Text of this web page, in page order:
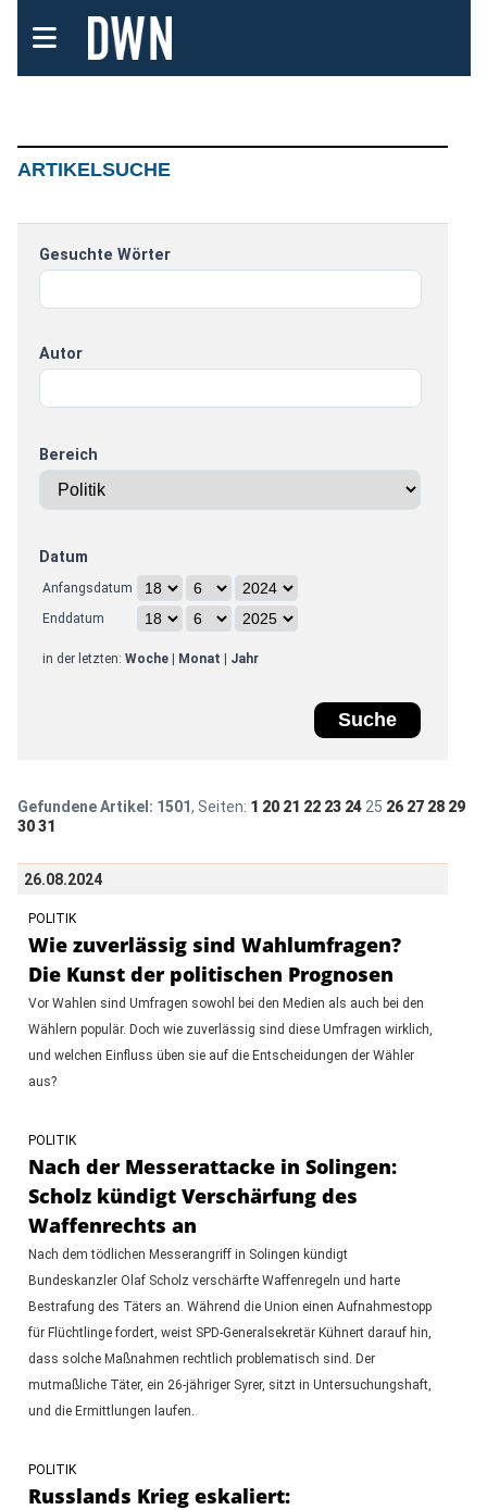
ARTIKELSUCHE
Gesuchte Wörter
Autor
Bereich
Datum
Anfangsdatum
Enddatum
in der letzten: Woche| Monat Jahr
Gefundene Artikel: 1501, Seiten: 1 20 21 22 23 24 25 26 27 28 29
30 31
26.08.2024
POLITIK
Wie zuverlässig sind Wahlumfragen?
Die Kunst der politischen Prognosen
Vor Wahlen sind Umfragen sowohl bei den Medien als auch bei den
Wählern populär. Doch wie zuverlässig sind diese Umfragen wirklich,
und welchen Einfluss üben sie auf die Entscheidungen der Wähler
aus?
POLITIK
Nach der Messerattacke in Solingen:
Scholz kündigt Verschärfung des
Waffenrechts an
Nach dem tödlichen Messerangriff in Solingen kündigt
Bundeskanzler Olaf Scholz verschärfte Waffenregeln und harte
Bestrafung des Täters an. Während die Union einen Aufnahmestopp
für Flüchtlinge fordert, weist SPD-Generalsekretär Kühnert darauf hin,
dass solche Maßnahmen rechtlich problematisch sind. Der
mutmaßliche Täter, ein 26-jähriger Syrer, sitzt in Untersuchungshaft,
und die Ermittlungen laufen.
POLITIK
Russlands Krieg eskaliert: